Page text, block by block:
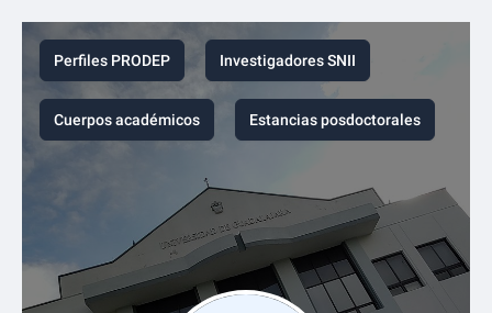
Perfiles PRODEP Investigadores SNII
Cuerpos académicos Estancias posdoctorales